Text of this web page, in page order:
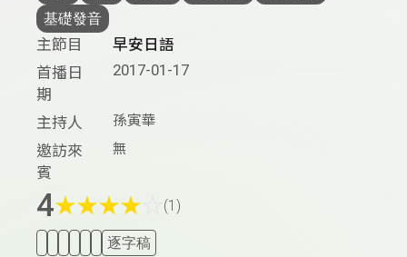
基礎發音
主節目
早安日語
首播日
期
2017-01-17
主持人 孫寅華
邀訪來
賓
無
4★★★★ (1)
逐字稿